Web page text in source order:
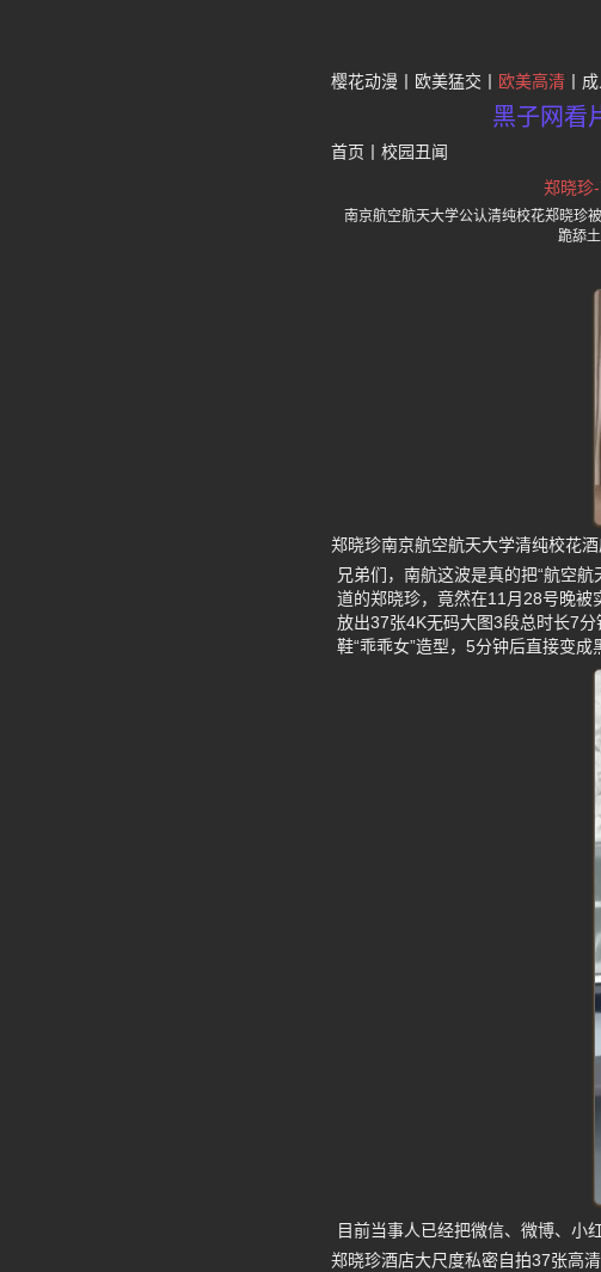
樱花动漫 欧美猛交 欧美高清
黑子网看
首页 校园丑闻
郑晓珍
南京航空航天大学公认清纯校花郑晓珍
跪舔
郑晓珍南京航空航天大学清纯校花
兄弟们，南航这波是真的把“航空
道的郑晓珍，竟然在11月28号晚被
放出37张4K无码大图3段总时长7
鞋“乖乖女”造型，5分钟后直接变
目前当事人已经把微信、微博、小
郑晓珍酒店大尺度私密自拍37张高